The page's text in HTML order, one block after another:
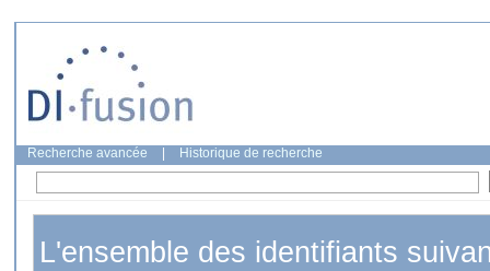
Recherche avancée Historique de recherche
L'ensemble des identifiants